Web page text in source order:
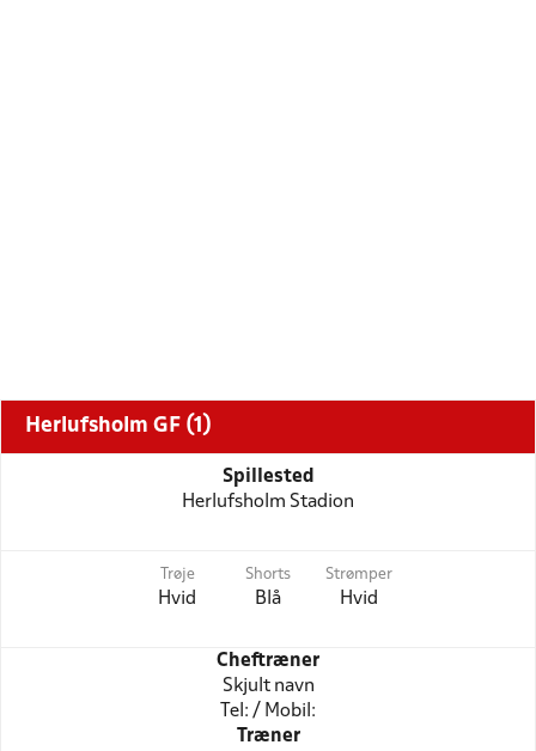
Herlufsholm GF (1)
Spillested
Herlufsholm Stadion
Trøje
Hvid
Shorts
Blå
Strømper
Hvid
Cheftræner
Skjult navn
Tel: / Mobil:
Træner